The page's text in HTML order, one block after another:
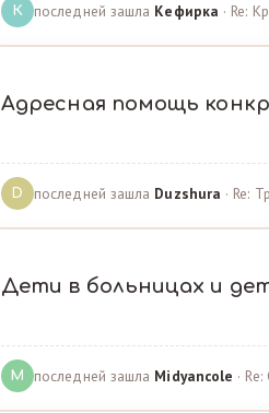
К последней зашла Кефирка · Re:
Адресная помощь
D последней зашла Duzshura · Re:
Дети в больницах и
M последней зашла Midyancole ·